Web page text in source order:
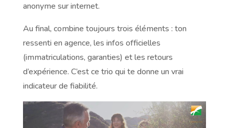
anonyme sur internet.
Au final, combine toujours trois éléments : ton
ressenti en agence, les infos officielles
(immatriculations, garanties) et les retours
d’expérience. C’est ce trio qui te donne un vrai
indicateur de fiabilité.